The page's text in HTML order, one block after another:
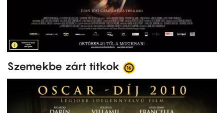
Szemekbe zárt titkok